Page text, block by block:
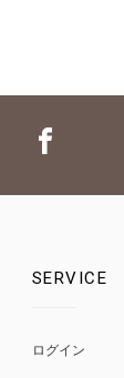
SERVICE
ログイン